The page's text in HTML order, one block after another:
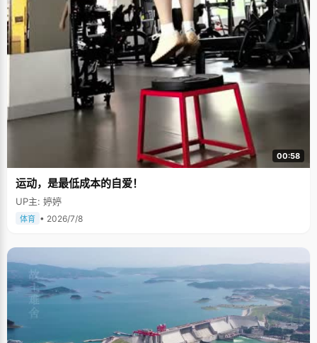
00:58
运动，是最低成本的自爱！
UP主: 婷婷
体育 • 2026/7/8